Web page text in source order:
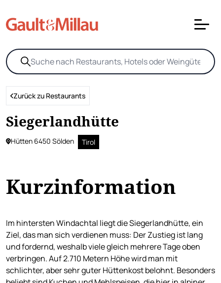
Zurück zu Restaurants
Siegerlandhütte
Hütten 6450 Sölden Tirol
Kurzinformation
Im hintersten Windachtal liegt die Siegerlandhütte, ein
Ziel, das man sich verdienen muss: Der Zustieg ist lang
und fordernd, weshalb viele gleich mehrere Tage oben
verbringen. Auf 2.710 Metern Höhe wird man mit
schlichter, aber sehr guter Hüttenkost belohnt. Besonders